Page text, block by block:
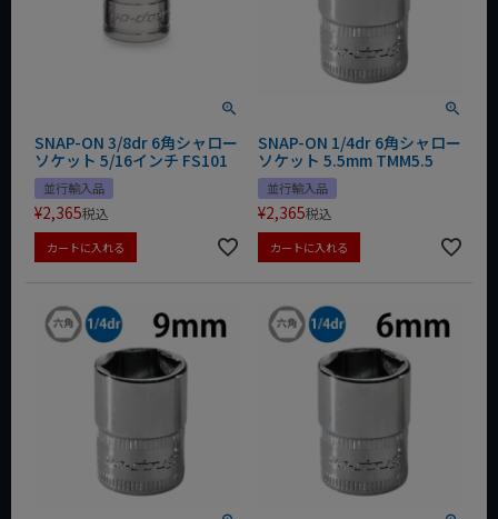
SNAP-ON 3/8dr 6角シャロー
ソケット 5/16インチ FS101
並行輸入品
¥2,365税込
カートに入れる
SNAP-ON 1/4dr 6角シャロー
ソケット 5.5mm TMM5.5
並行輸入品
¥2,365税込
カートに入れる